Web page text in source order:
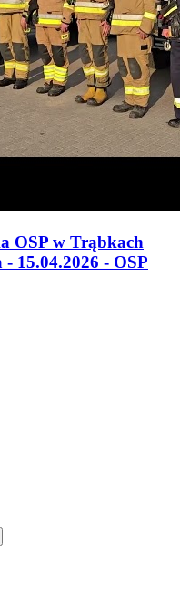
OSP w Trąbkach
15.04.2026 - OSP